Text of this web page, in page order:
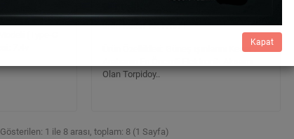
AKT-A571
Ürün Özellikleri: Güneş ışınlarını Keser .
Olan Torpidoy..
Gösterilen: 1 ile 8 arası, toplam: 8 (1 Sayfa)
Kapat